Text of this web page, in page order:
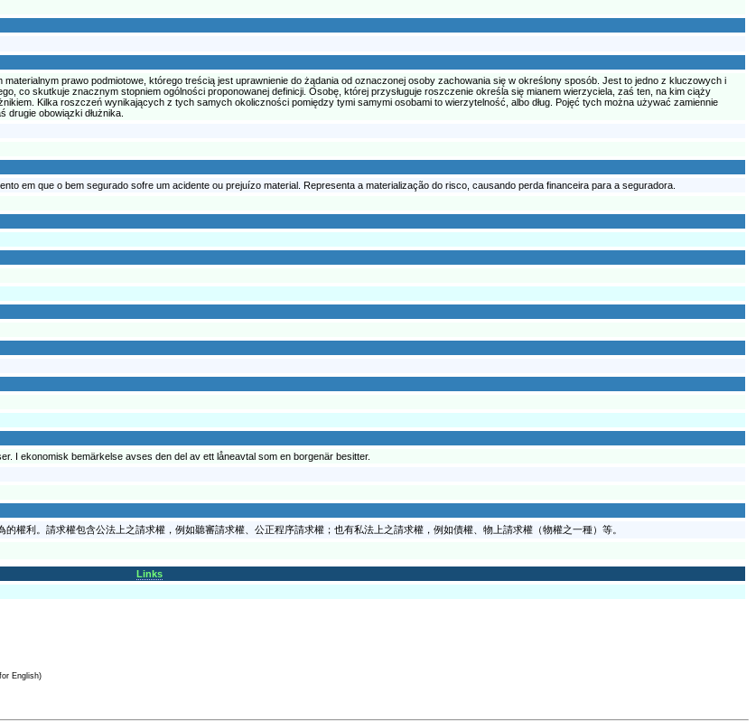
prawo podmiotowe, którego treścią jest uprawnienie do żądania od oznaczonej osoby zachowania się w określony sposób. Jest to jedno z kluczowych i
co skutkuje znacznym stopniem ogólności proponowanej definicji. Osobę, której przysługuje roszczenie określa się mianem wierzyciela, zaś ten, na kim ciąży
Kilka roszczeń wynikających z tych samych okoliczności pomiędzy tymi samymi osobami to wierzytelność, albo dług. Pojęć tych można używać zamiennie
obowiązki dłużnika.
em que o bem segurado sofre um acidente ou prejuízo material. Representa a materialização do risco, causando perda financeira para a seguradora.
I ekonomisk bemärkelse avses den del av ett låneavtal som en borgenär besitter.
權利。請求權包含公法上之請求權，例如聽審請求權、公正程序請求權；也有私法上之請求權，例如債權、物上請求權（物權之一種）等。
Links
English)